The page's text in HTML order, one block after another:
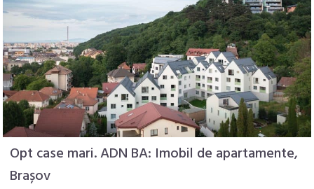
Opt case mari. ADN BA: Imobil de apartamente,
Brașov